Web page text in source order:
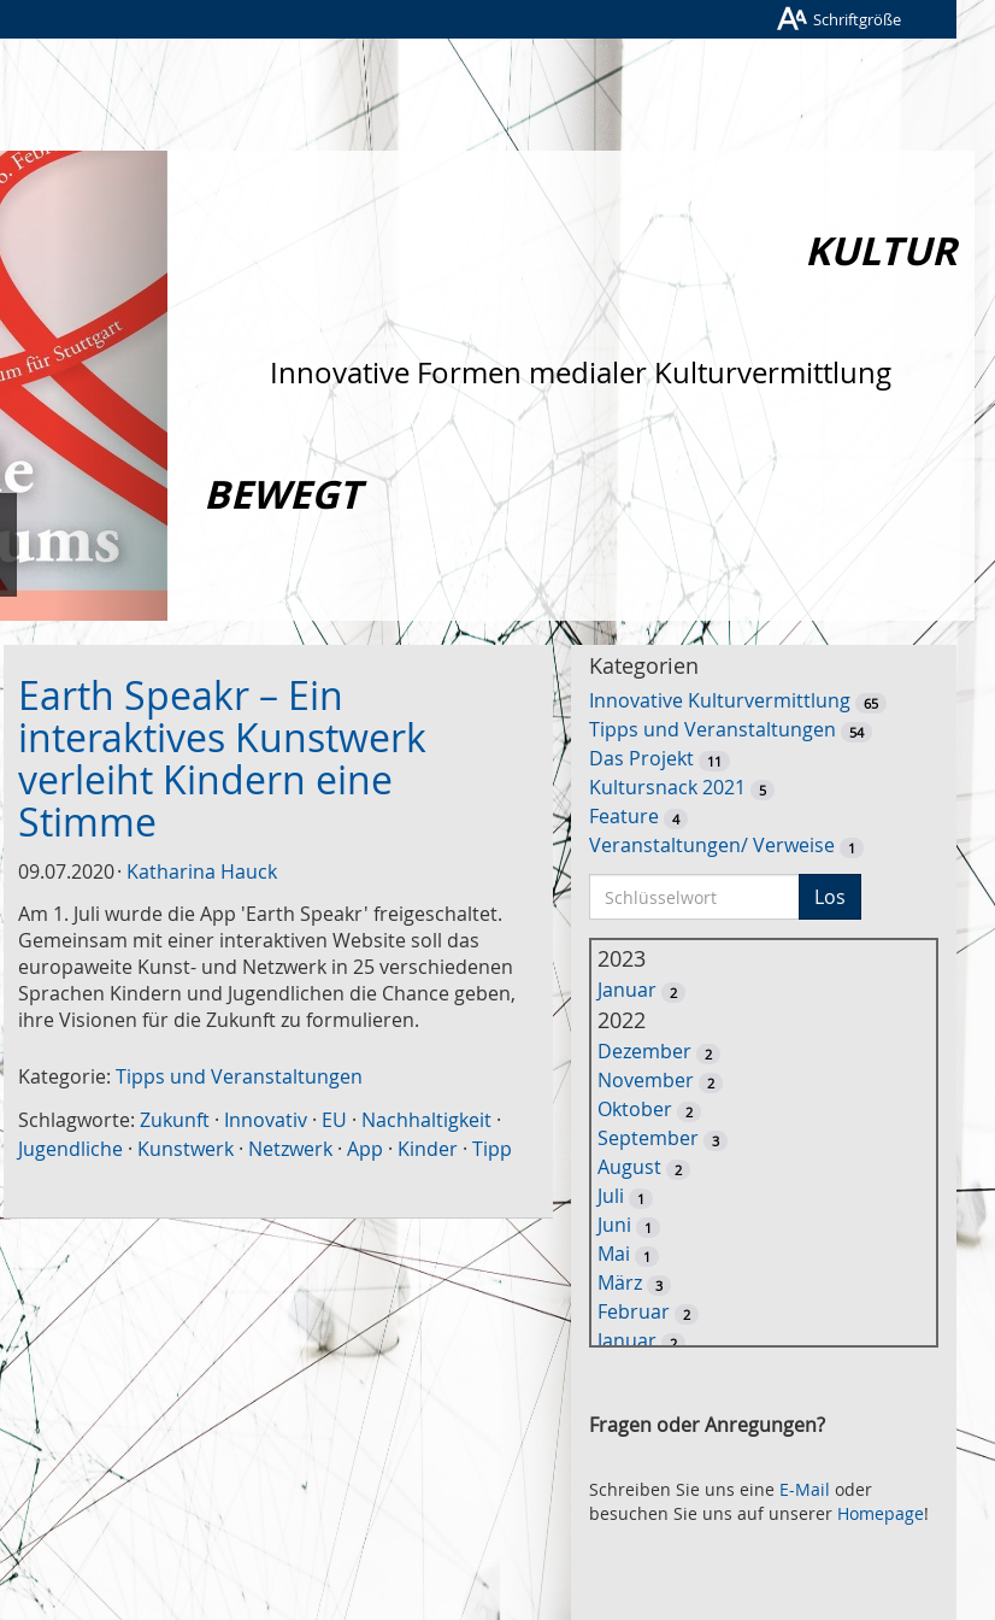
Schriftgröße
KULTUR
Innovative Formen medialer Kulturvermittlung
BEWEGT
Earth Speakr – Ein
interaktives Kunstwerk
verleiht Kindern eine
Stimme
09.07.2020 Katharina Hauck
Am 1. Juli wurde die App 'Earth Speakr' freigeschaltet.
Gemeinsam mit einer interaktiven Website soll das
europaweite Kunst- und Netzwerk in 25 verschiedenen
Sprachen Kindern und Jugendlichen die Chance geben,
ihre Visionen für die Zukunft zu formulieren.
Kategorie: Tipps und Veranstaltungen
Schlagworte: Zukunft · Innovativ · EU · Nachhaltigkeit ·
Jugendliche · Kunstwerk · Netzwerk ·App · Kinder ·Tipp
Kategorien
Innovative Kulturvermittlung 65
Tipps und Veranstaltungen 54
Das Projekt 11
Kultursnack 2021 5
Feature 4
Veranstaltungen/ Verweise 1
c
h
ü
w
o
r
u
c
Los
2023
Januar 2
2022
Dezember 2
November 2
Oktober 2
September 3
August 2
Juli 1
Juni 1
Mai 1
März 3
Februar 2
Januar 2
Oktober 2
August 2
Juli 2
Fragen oder Anregungen?
Schreiben Sie uns eine E-Mail oder
besuchen Sie uns auf unserer Homepage!